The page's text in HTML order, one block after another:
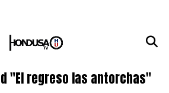
"El regreso las antorchas"